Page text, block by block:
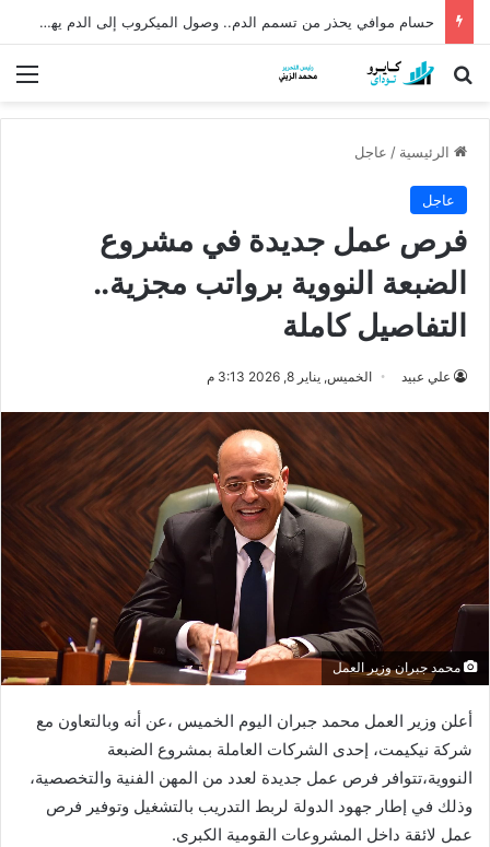
حسام موافي يحذر من تسمم الدم.. وصول الميكروب إلى الدم يهدد الحياة
بحث عن
الرئيسية / عاجل
عاجل
فرص عمل جديدة في مشروع
الضبعة النووية برواتب مجزية..
التفاصيل كاملة
علي عبيد الخميس, يناير 8, 2026 3:13 م
محمد جبران وزير العمل
أعلن وزير العمل محمد جبران اليوم الخميس ،عن أنه وبالتعاون مع
شركة نيكيمت، إحدى الشركات العاملة بمشروع الضبعة
النووية،تتوافر فرص عمل جديدة لعدد من المهن الفنية والتخصصية،
وذلك في إطار جهود الدولة لربط التدريب بالتشغيل وتوفير فرص
عمل لائقة داخل المشروعات القومية الكبرى.